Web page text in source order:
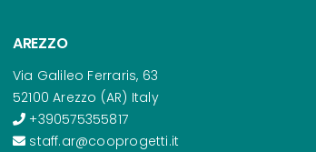
AREZZO
Via Galileo Ferraris, 63
52100 Arezzo (AR) Italy
+390575355817
staff.ar@cooprogetti.it